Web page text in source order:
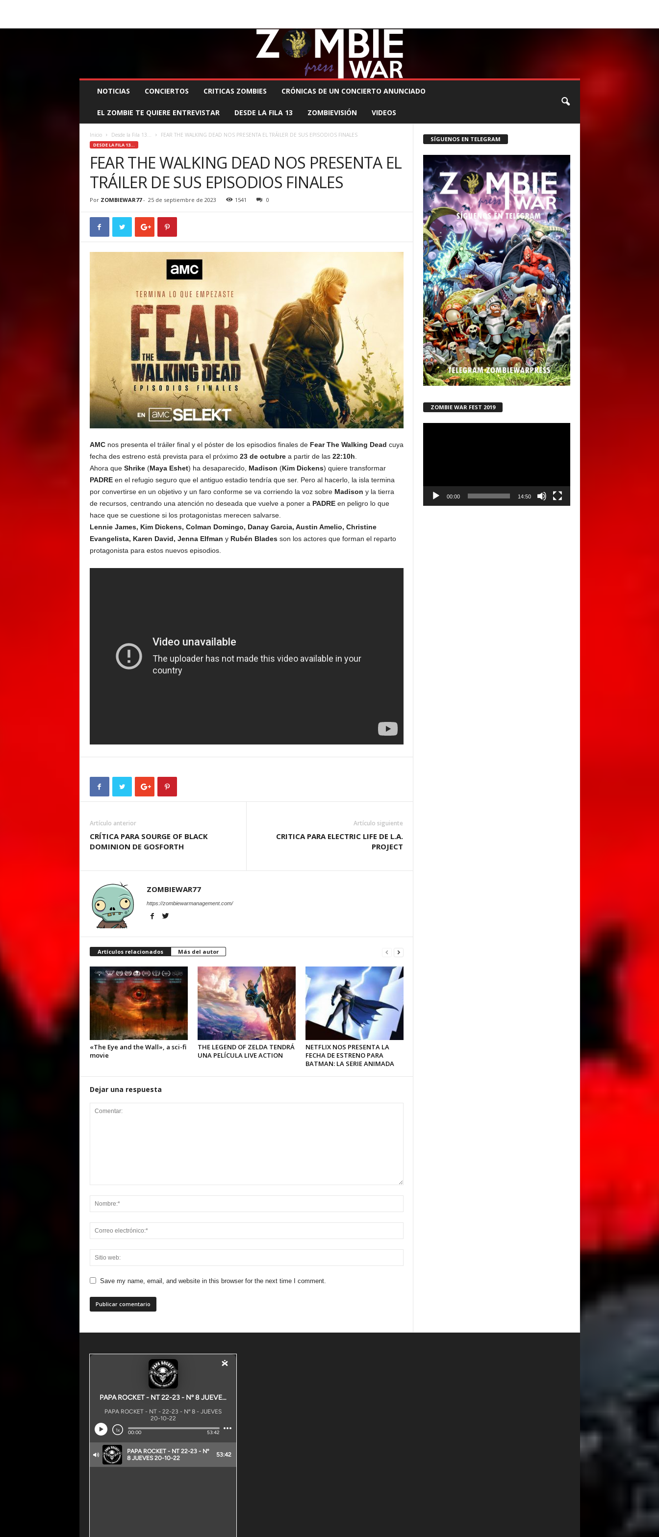
I
NOTICIAS CONCIERTOS CRITICAS ZOMBIES CRÓNICAS DE UN CONCIERTO ANUNCIADO
EL ZOMBIE TE QUIERE ENTREVISTAR DESDE LA FILA 13 ZOMBIEVISIÓN VIDEOS
Inicio Desde la Fila 13... FEAR THE WALKING DEAD NOS PRESENTA EL TRÁILER DE SUS EPISODIOS FINALES
DESDE LA FILA 13...
FEAR THE WALKING DEAD NOS PRESENTA EL
TRÁILER DE SUS EPISODIOS FINALES
Por ZOMBIEWAR77- 25 de septiembre de 2023 1541 0
AMCnos presenta el tráiler final y el póster de los episodios finales de Fear The Walking Dead cuya
fecha des estreno está prevista para el próximo 23 de octubre a partir de las 22:10h
Ahora que Shrike(Maya Eshet) ha desaparecido, Madison (Kim Dickens) quiere transformar
PADREen el refugio seguro que el antiguo estadio tendría que ser. Pero al hacerlo, la isla termina
por convertirse en un objetivo y un faro conforme se va corriendo la voz sobre Madison y la tierra
de recursos, centrando una atención no deseada que vuelve a poner a PADREen peligro lo que
hace que se cuestione si los protagonistas merecen salvarse.
Lennie James, Kim Dickens, Colman Domingo, Danay Garcia, Austin Amelio, Christine
Evangelista, Karen David, Jenna Elfman y Rubén Bladesson los actores que forman el reparto
protagonista para estos nuevos episodios.
Artículo anterior
CRÍTICA PARA SOURGE OF BLACK
DOMINION DE GOSFORTH
Artículo siguiente
CRITICA PARA ELECTRIC LIFE DE L.A.
PROJECT
ZOMBIEWAR77
https://zombiewarmanagement.com/
Artículos relacionados Más del autor
«The Eye and the Wall», a sci-fi
movie
THE LEGEND OF ZELDA TENDRÁ
UNA PELÍCULA LIVE ACTION
NETFLIX NOS PRESENTA LA
FECHA DE ESTRENO PARA
BATMAN: LA SERIE ANIMADA
Dejar una respuesta
Save my name, email, and website in this browser for the next time I comment.
SÍGUENOS EN TELEGRAM
ZOMBIE WAR FEST 2019
00:00 14:50